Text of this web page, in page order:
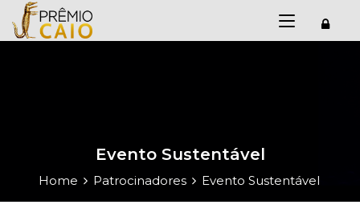
Evento Sustentável
Home Patrocinadores Evento Sustentável